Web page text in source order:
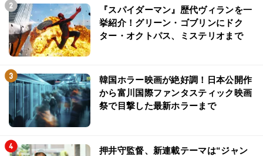
『スパイダーマン』歴代ヴィランを一
挙紹介！グリーン・ゴブリンにドク
ター・オクトパス、ミステリオまで
韓国ホラー映画が絶好調！日本公開作
から富川国際ファンタスティック映画
祭で目撃した最新ホラーまで
押井守監督、新連載テーマは“ジャン